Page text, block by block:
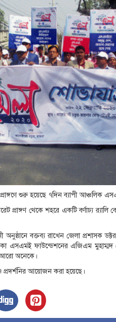
শুরু হয়েছে ৭দিন ব্যাপী আঞ্চলিক
প্রাঙ্গণ থেকে শহরে একটি বর্ণাঢ্য র‌্যালি
অনুষ্ঠানে বক্তব্য রাখেন জেলা প্রশাসক
এসএমই ফাউন্ডেশনের এজিএম
আরো অনেকে।
প্রদর্শনির আয়োজন করা হয়েছে।